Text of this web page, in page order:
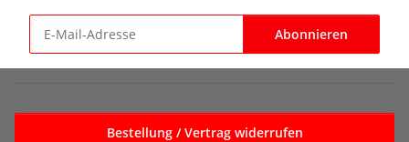
Abonnieren
Bestellung / Vertrag widerrufen